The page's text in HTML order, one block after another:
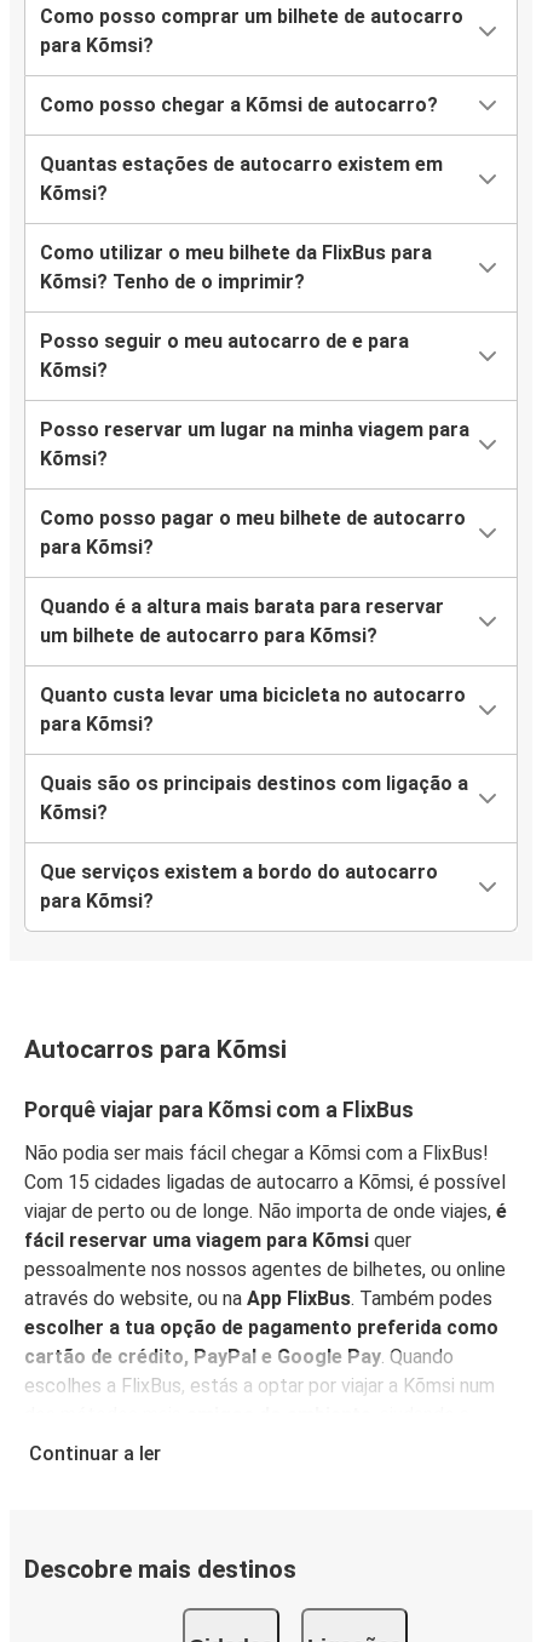
Como posso comprar um bilhete de autocarro
para Kõmsi?
Como posso chegar a Kõmsi de autocarro?
Quantas estações de autocarro existem em
Kõmsi?
Como utilizar o meu bilhete da FlixBus para
Kõmsi? Tenho de o imprimir?
Posso seguir o meu autocarro de e para
Kõmsi?
Posso reservar um lugar na minha viagem para
Kõmsi?
Como posso pagar o meu bilhete de autocarro
para Kõmsi?
Quando é a altura mais barata para reservar
um bilhete de autocarro para Kõmsi?
Quanto custa levar uma bicicleta no autocarro
para Kõmsi?
Quais são os principais destinos com ligação a
Kõmsi?
Que serviços existem a bordo do autocarro
para Kõmsi?
Autocarros para Kõmsi
Porquê viajar para Kõmsi com a FlixBus
Não podia ser mais fácil chegar a Kõmsi com a FlixBus!
Com 15 cidades ligadas de autocarro a Kõmsi, é possível
viajar de perto ou de longe. Não importa de onde viajes, é
fácil reservar uma viagem para Kõmsi quer
pessoalmente nos nossos agentes de bilhetes, ou online
através do website, ou na App FlixBus. Também podes
escolher a tua opção de pagamento preferida como
cartão de crédito, PayPal e Google Pay. Quando
escolhes a FlixBus, estás a optar por viajar a Kõmsi num
reduzir as emissões relacionadas com o tráfego, e
Serviço a bordo
Tudo pronto para reservar a tua viagem para Kõmsi? Não
Continuar a ler
Descobre mais destinos